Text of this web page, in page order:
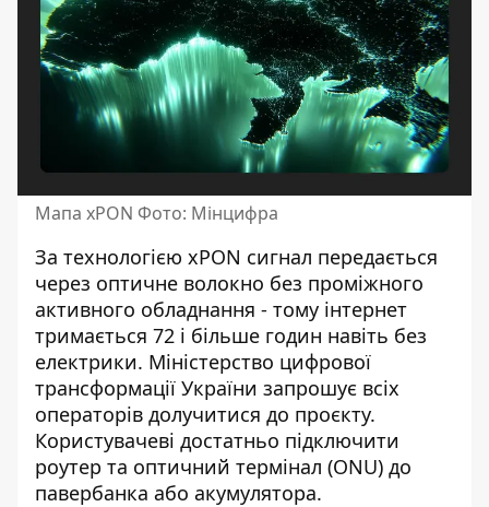
Мапа xPON Фото: Мінцифра
За технологією xPON сигнал передається
через оптичне волокно без проміжного
активного обладнання - тому інтернет
тримається 72 і більше годин навіть без
електрики. Міністерство цифрової
трансформації України запрошує всіх
операторів долучитися до проєкту.
Користувачеві достатньо підключити
роутер та оптичний термінал (ONU) до
павербанка або акумулятора.